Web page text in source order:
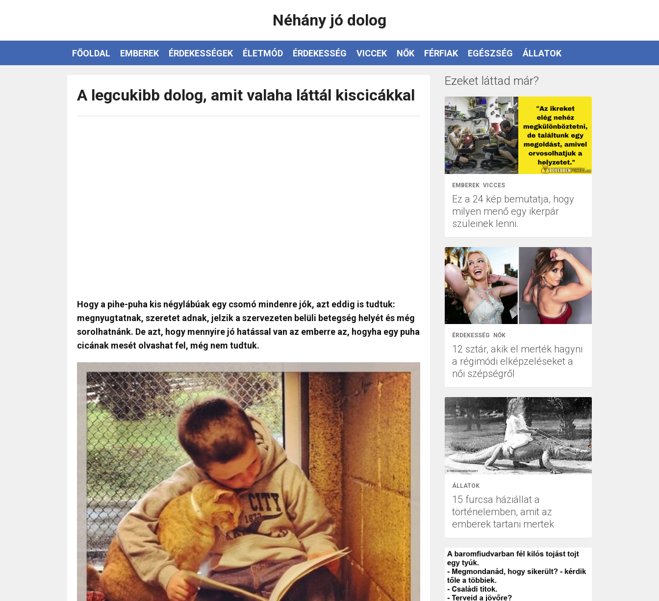
Néhány jó dolog
FŐOLDAL EMBEREK ÉRDEKESSÉGEK ÉLETMÓD ÉRDEKESSÉG VICCEK NŐK FÉRFIAK EGÉSZSÉG ÁLLATOK
A legcukibb dolog, amit valaha láttál kiscicákkal
Hogy a pihe-puha kis négylábúak egy csomó mindenre jók, azt eddig is tudtuk:
megnyugtatnak, szeretet adnak, jelzik a szervezeten belüli betegség helyét és még
sorolhatnánk. De azt, hogy mennyire jó hatással van az emberre az, hogyha egy puha
cicának mesét olvashat fel, még nem tudtuk.
Ezeket láttad már?
EMBEREK VICCES
Ez a 24 kép bemutatja, hogy
milyen menő egy ikerpár
szüleinek lenni.
ÉRDEKESSÉG NŐK
12 sztár, akik el merték hagyni
a régimódi elképzeléseket a
női szépségről
ÁLLATOK
15 furcsa háziállat a
történelemben, amit az
emberek tartani mertek